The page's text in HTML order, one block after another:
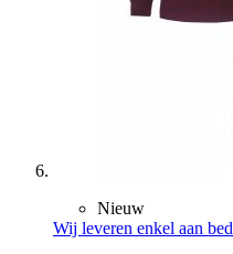
Nieuw
Wij leveren enkel aan